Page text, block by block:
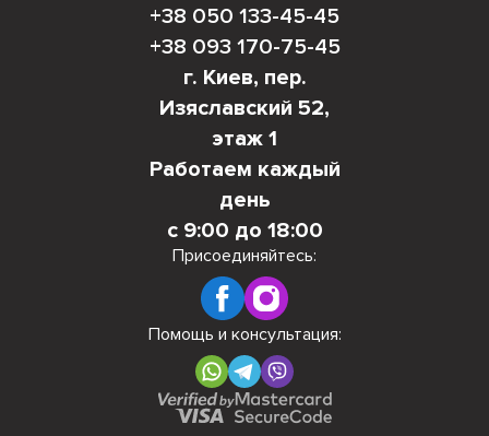
+38 050 133-45-45
+38 093 170-75-45
г. Киев, пер.
Изяславский 52,
этаж 1
Работаем каждый
день
с 9:00 до 18:00
Присоединяйтесь:
Помощь и консультация: